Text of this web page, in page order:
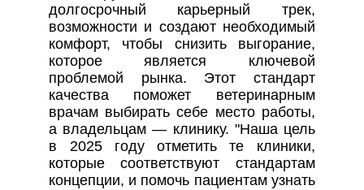
долгосрочный карьерный трек,
возможности и создают необходимый
комфорт, чтобы снизить выгорание,
которое является ключевой
проблемой рынка. Этот стандарт
качества поможет ветеринарным
врачам выбирать себе место работы,
а владельцам — клинику. "Наша цель
в 2025 году отметить те клиники,
которые соответствуют стандартам
концепции, и помочь пациентам узнать